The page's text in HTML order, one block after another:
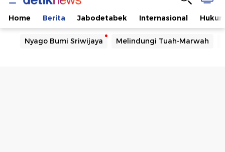
Home Berita Jabodetabek Internasional
Nyago Bumi Sriwijaya Melindungi Tuah-Marwah